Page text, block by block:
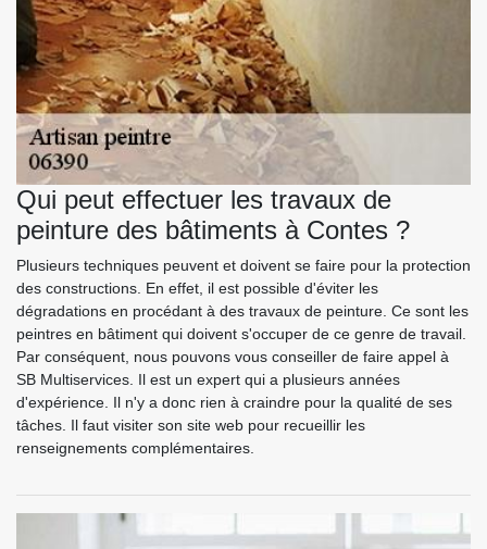
Qui peut effectuer les travaux de
peinture des bâtiments à Contes ?
Plusieurs techniques peuvent et doivent se faire pour la protection
des constructions. En effet, il est possible d'éviter les
dégradations en procédant à des travaux de peinture. Ce sont les
peintres en bâtiment qui doivent s'occuper de ce genre de travail.
Par conséquent, nous pouvons vous conseiller de faire appel à
SB Multiservices. Il est un expert qui a plusieurs années
d'expérience. Il n'y a donc rien à craindre pour la qualité de ses
tâches. Il faut visiter son site web pour recueillir les
renseignements complémentaires.